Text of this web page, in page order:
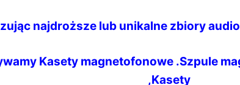
najdroższe lub unikalne zbiory
Kasety magnetofonowe .Szpule
,Kasety